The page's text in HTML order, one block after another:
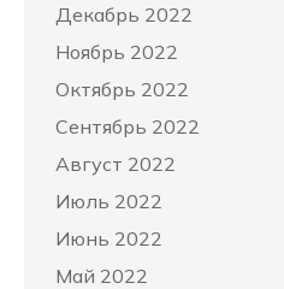
Декабрь 2022
Ноябрь 2022
Октябрь 2022
Сентябрь 2022
Август 2022
Июль 2022
Июнь 2022
Май 2022